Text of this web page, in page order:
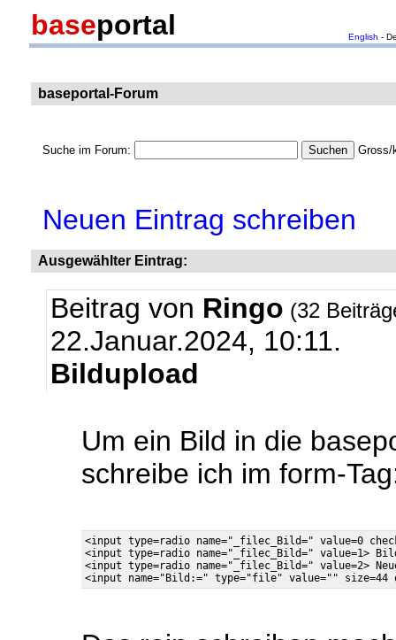
baseportal English -
baseportal-Forum
Suche im Forum: Gross/
Neuen Eintrag schreiben
Ausgewählter Eintrag:
Beitrag von Ringo (32
22.Januar.2024, 10:11.
Bildupload
Um ein Bild in die
schreibe ich im form-
<input type=radio name="_filec_Bild=" value=0
<input type=radio name="_filec_Bild=" value=1>
<input type=radio name="_filec_Bild=" value=2>